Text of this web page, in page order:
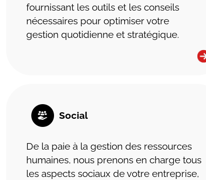
fournissant les outils et les conseils
nécessaires pour optimiser votre
gestion quotidienne et stratégique.
Social
De la paie à la gestion des ressources
humaines, nous prenons en charge tous
les aspects sociaux de votre entreprise,